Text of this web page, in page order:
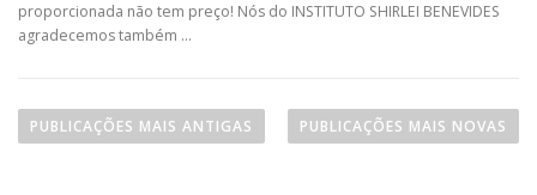
proporcionada não tem preço! Nós do INSTITUTO SHIRLEI BENEVIDES
agradecemos também …
aPUBLICAÇÕES MAIS ANTIGAS PUBLICAÇÕES MAIS NOVAS